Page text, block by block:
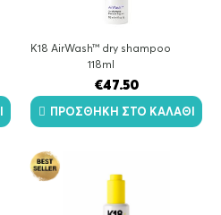
K18 AirWash™ dry shampoo
118ml
€47.50
ΠΡΟΣΘΉΚΗ ΣΤΟ ΚΑΛΆΘΙ